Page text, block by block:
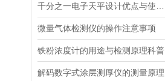
微量气体检测仪的操作注意事项
铁粉浓度计的用途与检测原理科普
解码数字式涂层测厚仪的测量原理